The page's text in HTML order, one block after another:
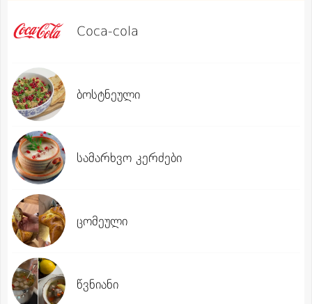
Coca-cola
ბოსტნეული
სამარხვო კერძები
ცომეული
წვნიანი